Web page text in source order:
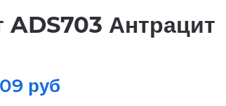
Антрацит
руб